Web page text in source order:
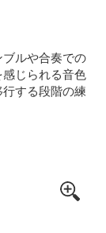
ルや合奏での
じられる音色
する段階の練